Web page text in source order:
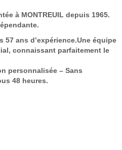
à MONTREUIL depuis 1965.
57 ans d’expérience.Une équipe
connaissant parfaitement le
personnalisée – Sans
48 heures.